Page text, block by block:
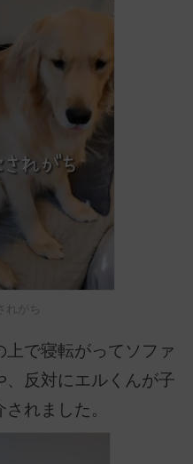
れがち
上で寝転がってソファ
、反対にエルくんが子
れました。